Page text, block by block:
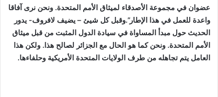
عضوان في مجموعة الأصدقاء لميثاق الأمم المتحدة. ونحن نرى آفاقا
واعدة للعمل في هذا الإطار”.وقبل كل شيئ – يضيف لافروف- يدور
الحديث حول مبدأ المساواة في سيادة الدول المثبت من قبل ميثاق
الأمم المتحدة. ونحن كما هو الحال مع الجزائر لصالح هذا. ولكن هذا
العامل يتم تجاهله من طرف الولايات المتحدة الأمريكية وحلفاءها.